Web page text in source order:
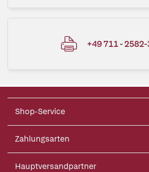
+49 711 -
Shop-Service
Zahlungsarten
Hauptversandpartner